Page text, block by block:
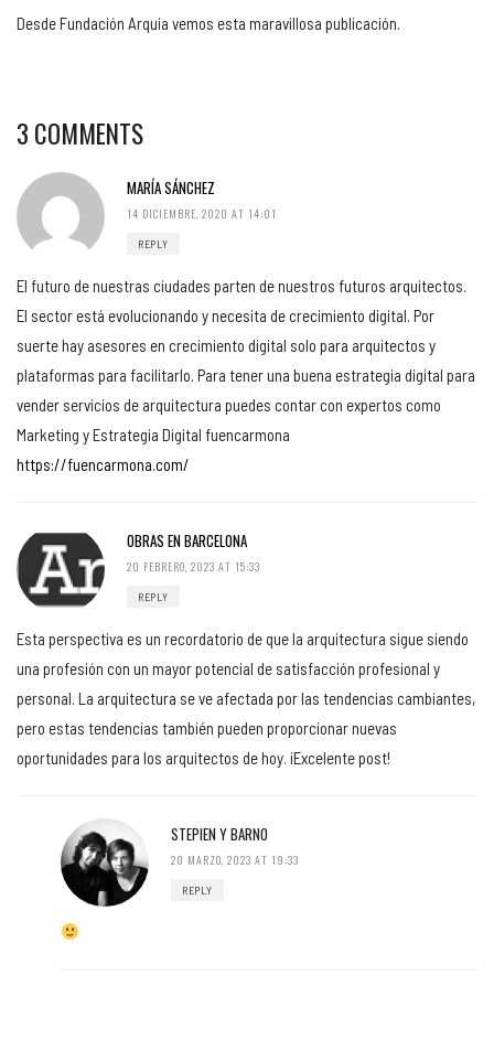
Desde Fundación Arquia vemos esta maravillosa publicación.
3 COMMENTS
MARÍA SÁNCHEZ
14 DICIEMBRE, 2020 AT 14:01
REPLY
El futuro de nuestras ciudades parten de nuestros futuros arquitectos.
El sector está evolucionando y necesita de crecimiento digital. Por
suerte hay asesores en crecimiento digital solo para arquitectos y
plataformas para facilitarlo. Para tener una buena estrategia digital para
vender servicios de arquitectura puedes contar con expertos como
Marketing y Estrategia Digital fuencarmona
https://fuencarmona.com/
OBRAS EN BARCELONA
20 FEBRERO, 2023 AT 15:33
REPLY
Esta perspectiva es un recordatorio de que la arquitectura sigue siendo
una profesión con un mayor potencial de satisfacción profesional y
personal. La arquitectura se ve afectada por las tendencias cambiantes,
pero estas tendencias también pueden proporcionar nuevas
oportunidades para los arquitectos de hoy. ¡Excelente post!
STEPIEN Y BARNO
20 MARZO, 2023 AT 19:33
REPLY